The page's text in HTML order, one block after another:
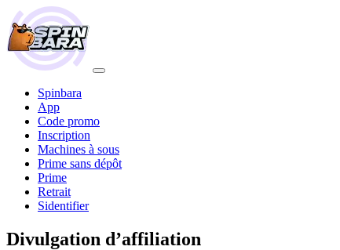
Spinbara
App
Code promo
Inscription
Machines à sous
Prime sans dépôt
Prime
Retrait
Sidentifier
Divulgation d’affiliation